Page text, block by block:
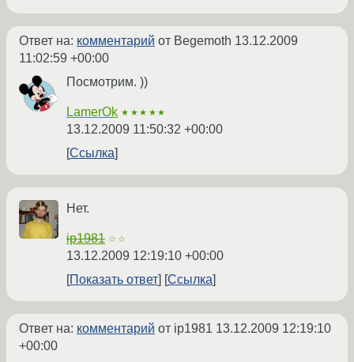
Ответ на: комментарий от Begemoth 13.12.2009
11:02:59 +00:00
Посмотрим. ))
LamerOk ★★★★★
13.12.2009 11:50:32 +00:00
Ссылка
Нет.
ip1981 ☆☆
13.12.2009 12:19:10 +00:00
Показать ответ
Ссылка
Ответ на: комментарий от ip1981 13.12.2009 12:19:10
+00:00